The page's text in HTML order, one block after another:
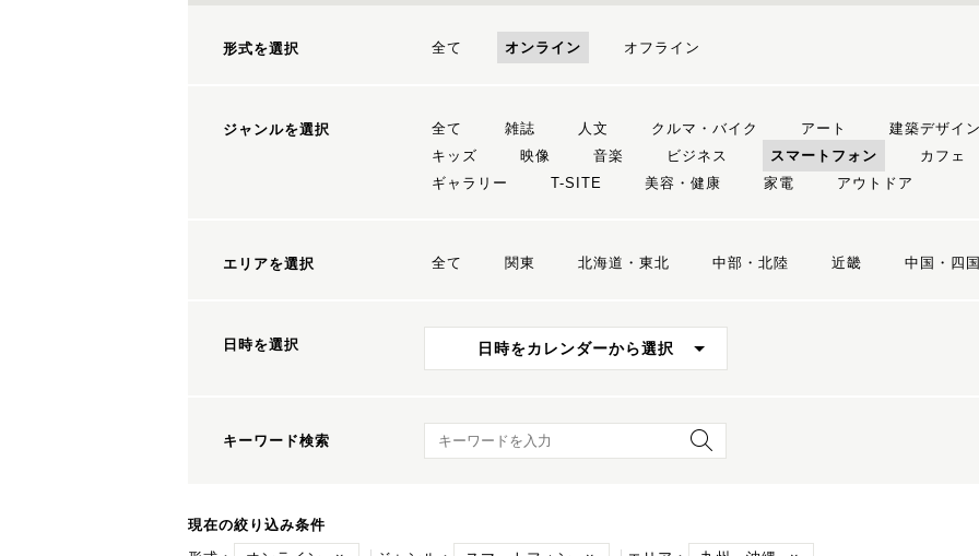
形式を選択 全て オンライン オフライン
ジャンルを選択 全て 雑誌 人文 クルマ・バイク アート 建築デザイン
キッズ
映像 音楽 ビジネス スマートフォン カフェ
ギャラリー
T-SITE 美容・健康 家電 アウトドア
エリアを選択 全て 関東 北海道・東北 中部・北陸 近畿 中国・四国
日時を選択 日時をカレンダーから選択
キーワード検索 キーワード検索
現在の絞り込み条件